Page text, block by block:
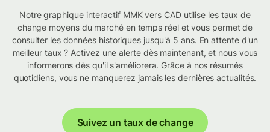
Notre graphique interactif MMK vers CAD utilise les taux de
change moyens du marché en temps réel et vous permet de
consulter les données historiques jusqu'à 5 ans. En attente d'un
meilleur taux ? Activez une alerte dès maintenant, et nous vous
informerons dès qu'il s'améliorera. Grâce à nos résumés
quotidiens, vous ne manquerez jamais les dernières actualités.
Suivez un taux de change